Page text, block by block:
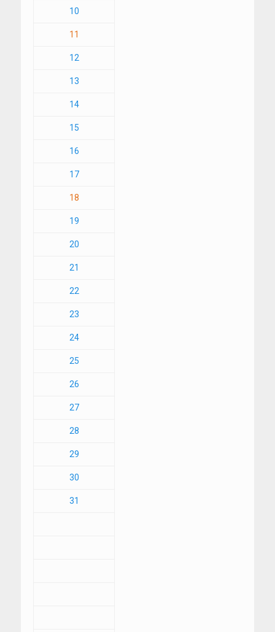
10
11
12
13
14
15
16
17
18
19
20
21
22
23
24
25
26
27
28
29
30
31